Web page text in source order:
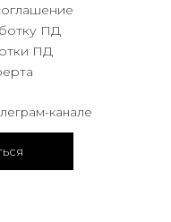
ПД
ПД
канале